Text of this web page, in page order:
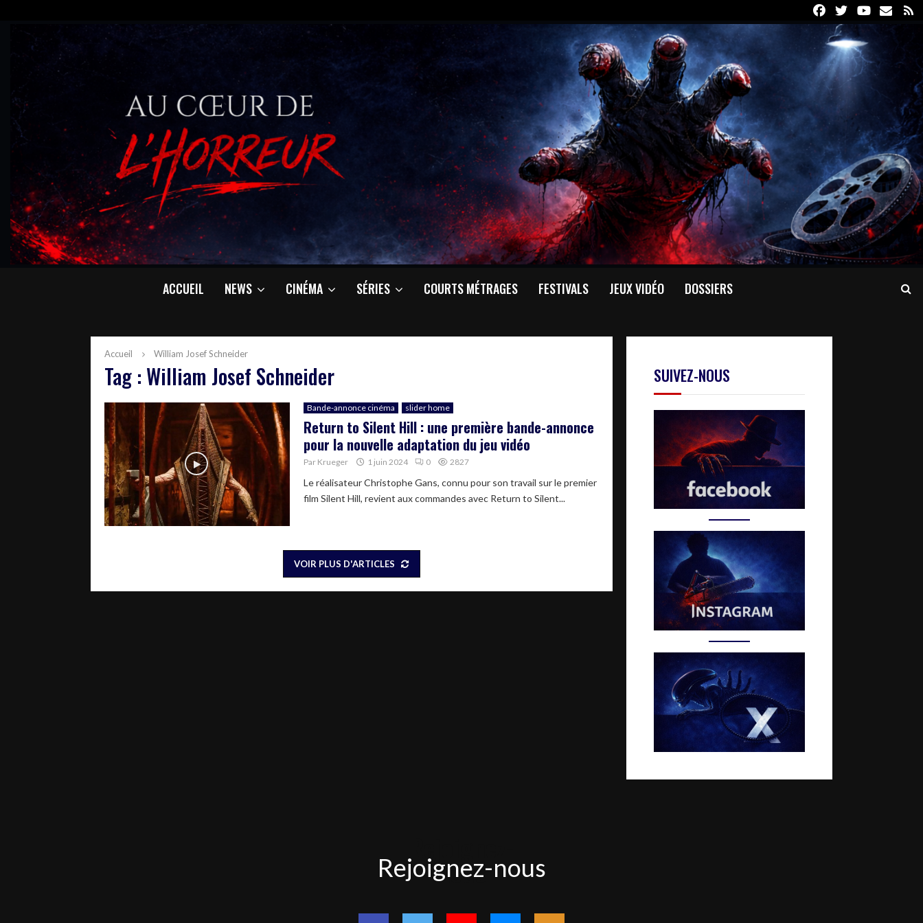
FacebookTwitterYoutube
Email
ACCUEIL NEWS CINÉMA SÉRIES COURTS MÉTRAGES FESTIVALS JEUX VIDÉO DOSSIERS
Accueil William Josef Schneider
Tag : William Josef Schneider
Bande-annonce cinéma slider home
Return to Silent Hill : une première bande-annonce
pour la nouvelle adaptation du jeu vidéo
Par Krueger 1 juin 2024 0 2827
Le réalisateur Christophe Gans, connu pour son travail sur le premier
film Silent Hill, revient aux commandes avec Return to Silent...
VOIR PLUS D'ARTICLES
SUIVEZ-NOUS
nous
Rejoignez-nous